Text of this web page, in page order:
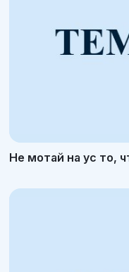
Не мотай на ус то,